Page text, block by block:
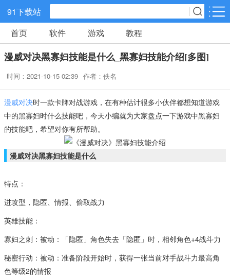
91下载站
网游分类
休闲益智 策略塔防 动作冒险
冒险解谜
儿童教育
首页 软件 游戏 教程
漫威对决黑寡妇技能是什么_黑寡妇技能介绍[多图]
时间：2021-10-15 02:39 作者：佚名
漫威对决时一款卡牌对战游戏，在有种估计很多小伙伴都想知道游戏
中的黑寡妇时什么技能吧，今天小编就为大家盘点一下游戏中黑寡妇
的技能吧，希望对你有所帮助。
漫威对决黑寡妇技能是什么
特点：
进攻型，隐匿、情报、偷取战力
英雄技能：
寡妇之刺：被动：「隐匿」角色失去「隐匿」时，相邻角色+4战斗力
秘密行动：被动：准备阶段开始时，获得一张当前对手战斗力最高角
色等级2的情报